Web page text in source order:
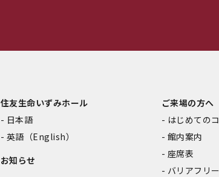
住友生命いずみホール
日本語
英語（English）
お知らせ
ご来場の方へ
はじめての
館内案内
座席表
バリアフリ